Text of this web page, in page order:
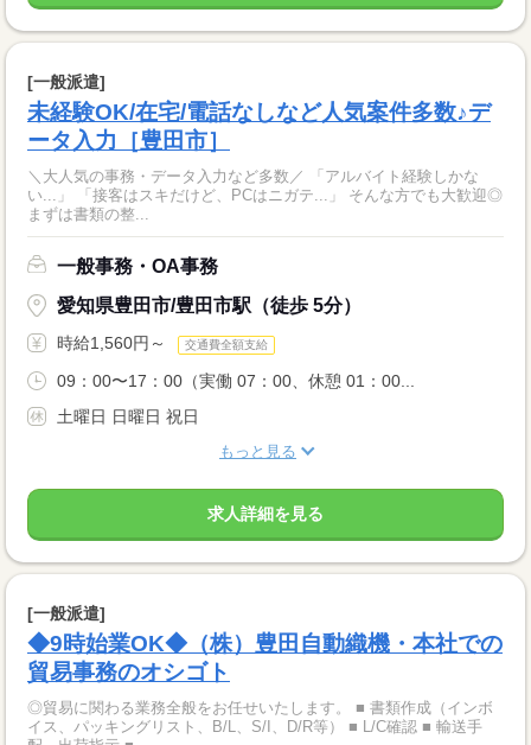
[一般派遣]
未経験OK/在宅/電話なしなど人気案件多数♪デ
ータ入力［豊田市］
＼大人気の事務・データ入力など多数／ 「アルバイト経験しかな
い...」 「接客はスキだけど、PCはニガテ...」 そんな方でも大歓迎◎
まずは書類の整...
一般事務・OA事務
愛知県豊田市/豊田市駅（徒歩 5分）
時給1,560円～ 交通費全額支給
09：00〜17：00（実働 07：00、休憩 01：00...
土曜日 日曜日 祝日
もっと見る
求人詳細を見る
[一般派遣]
◆9時始業OK◆（株）豊田自動織機・本社での
貿易事務のオシゴト
◎貿易に関わる業務全般をお任せいたします。 ■ 書類作成（インボ
イス、パッキングリスト、B/L、S/I、D/R等） ■ L/C確認 ■ 輸送手